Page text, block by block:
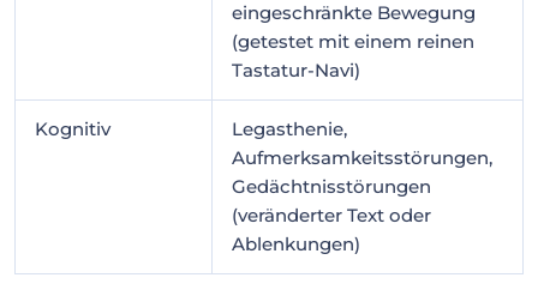
eingeschränkte Bewegung
(getestet mit einem reinen
Tastatur-Navi)
Kognitiv
Legasthenie,
Aufmerksamkeitsstörungen,
Gedächtnisstörungen
(veränderter Text oder
Ablenkungen)